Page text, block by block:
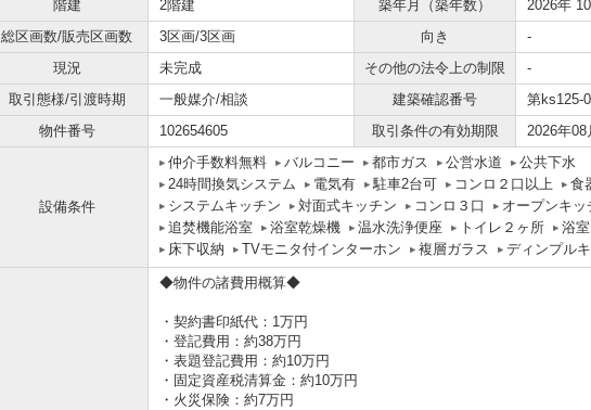
階建
2階建 築年月（築年数）
2026年
総区画数/販売区画数
3区画/3区画 向き
-
現況
未完成 その他の法令上の制限
-
取引態様/引渡時期
一般媒介/相談 建築確認番号
第ks125-
物件番号
102654605 取引条件の有効期限 2026年08
設備条件
仲介手数料無料 バルコニー 都市ガス 公営水道
公共下水
24時間換気システム
電気有 駐車2台可 コンロ２口以上
食
システムキッチン
対面式キッチン コンロ３口
オープンキッ
追焚機能浴室
浴室乾燥機 温水洗浄便座 トイレ２ヶ所 浴
床下収納
TVモニタ付インターホン 複層ガラス ディンプル
◆物件の諸費用概算◆
・契約書印紙代：1万円
・登記費用：約38万円
・表題登記費用：約10万円
・固定資産税清算金：約10万円
・火災保険：約7万円